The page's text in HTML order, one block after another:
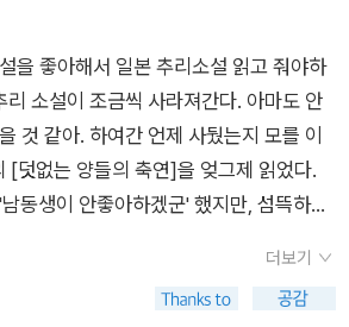
내세우며 가독성을 자랑하는 작품이다.
듯한 느낌을 주는 이 작품은 기이하고
있다. 또한 이 작품에 수록된 <덧없는
현실을 잠시 잊고 어둑한 환상의 세계에
을 가지고 있는 작품이다. 🐑환상과
간의 본성과 심리를 그린 <덧없는 양들
목처럼, 덧없음과 허무의 이야기를 다룬
얼마나 덧없는 것인지에 대해 잘 다루고
리와 사회적 관계를 깊이 있게 다루고
을 좋아해서 일본 추리소설 읽고 줘야하
리 소설이 조금씩 사라져간다. 아마도 안
것 같아. 하여간 언제 사뒀는지 모를 이
[덧없는 양들의 축연]을 엊그제 읽었다.
동생이 안좋아하겠군' 했지만, 섬뜩하면
도 하고 두려움이기도 하며 또한 잘하고
. 기본적으로 자라는 그 불안 혹은 욕망은
더보기